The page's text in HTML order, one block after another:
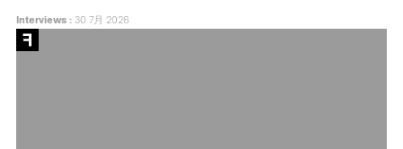
Interviews:30 7月 2026